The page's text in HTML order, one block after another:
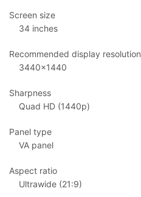
Screen size
34 inches
Recommended display resolution
3440×1440
Sharpness
Quad HD (1440p)
Panel type
VA panel
Aspect ratio
Ultrawide (21:9)